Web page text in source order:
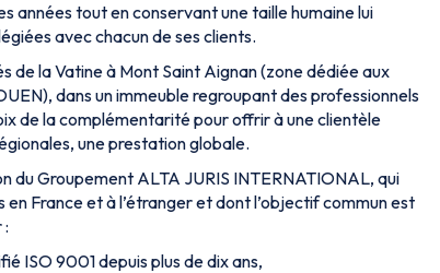
années tout en conservant une taille humaine lui
avec chacun de ses clients.
de la Vatine à Mont Saint Aignan (zone dédiée aux
dans un immeuble regroupant des professionnels
de la complémentarité pour offrir à une clientèle
une prestation globale.
du Groupement ALTA JURIS INTERNATIONAL, qui
France et à l’étranger et dont l’objectif commun est
ISO 9001 depuis plus de dix ans,